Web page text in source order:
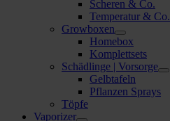
Scheren & Co.
Temperatur & Co.
Growboxen
Homebox
Komplettsets
Schädlinge | Vorsorge
Gelbtafeln
Pflanzen Sprays
Töpfe
Vaporizer